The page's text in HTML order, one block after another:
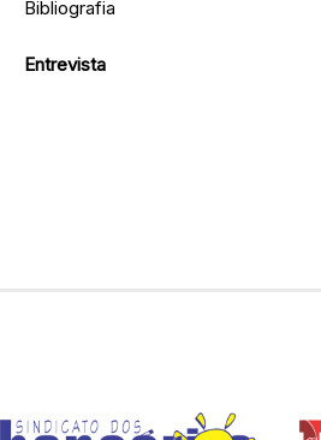
Bibliografia
Entrevista